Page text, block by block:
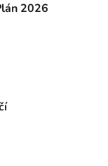
2026